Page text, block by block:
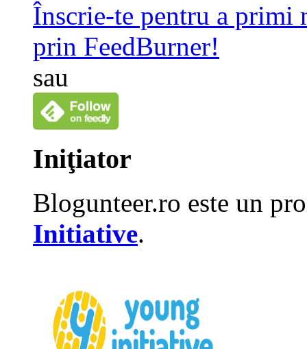
Înscrie-te pentru a primi
prin FeedBurner!
sau
Iniţiator
Blogunteer.ro este un
Initiative.